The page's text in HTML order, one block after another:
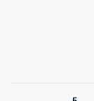
2BR Golf,
المنطقة (متر
مربع)